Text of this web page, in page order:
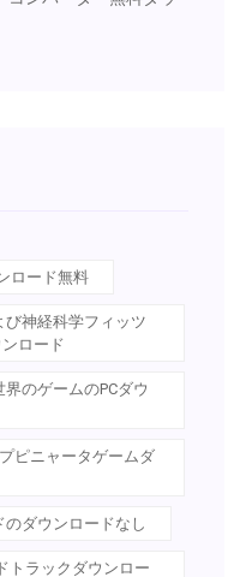
ロード無料
神経科学フィッツ
ロード
のゲームのPCダウ
ピニャータゲームダ
ダウンロードなし
トラックダウンロー